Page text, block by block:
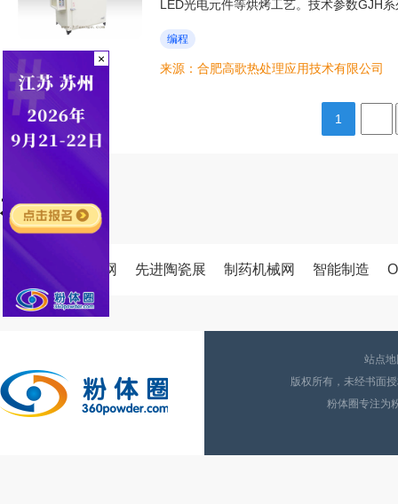
LED光电元件等烘烤工艺。技术参数GJH
编程
烘烤工艺
来源：合肥高歌热处理应用技术有限公司
1
友情链接
中国磨料磨具网 先进陶瓷展 制药机械网 智能制造
站点
版权所有，未经书面
粉体圈专注为
×